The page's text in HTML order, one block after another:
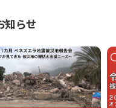
知らせ